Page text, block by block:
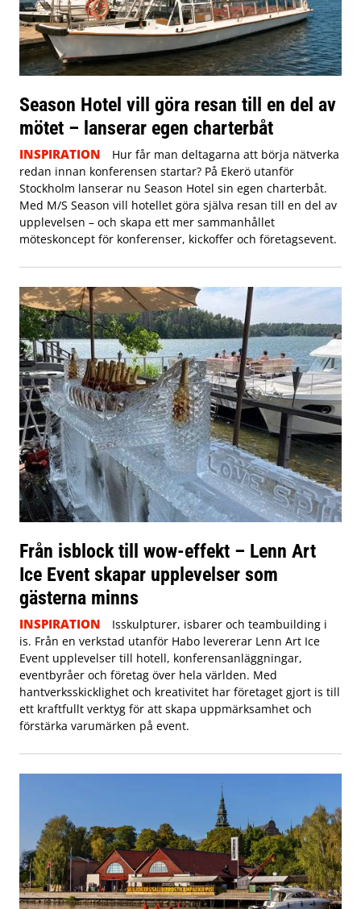
Season Hotel vill göra resan till en del av
mötet – lanserar egen charterbåt
INSPIRATION
Hur får man deltagarna att börja nätverka
redan innan konferensen startar? På Ekerö utanför
Stockholm lanserar nu Season Hotel sin egen charterbåt.
Med M/S Season vill hotellet göra själva resan till en del av
upplevelsen – och skapa ett mer sammanhållet
möteskoncept för konferenser, kickoffer och företagsevent.
Från isblock till wow-effekt – Lenn Art
Ice Event skapar upplevelser som
gästerna minns
INSPIRATION
Isskulpturer, isbarer och teambuilding i
is. Från en verkstad utanför Habo levererar Lenn Art Ice
Event upplevelser till hotell, konferensanläggningar,
eventbyråer och företag över hela världen. Med
hantverksskicklighet och kreativitet har företaget gjort is till
ett kraftfullt verktyg för att skapa uppmärksamhet och
förstärka varumärken på event.